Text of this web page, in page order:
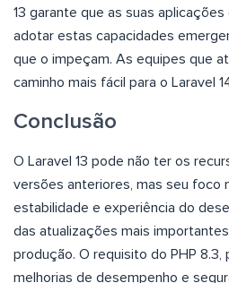
13 garante que as suas
adotar estas capacidades
que o impeçam. As equipes que
caminho mais fácil para o Laravel
Conclusão
O Laravel 13 pode não ter os
versões anteriores, mas seu foco
estabilidade e experiência do
das atualizações mais
produção. O requisito do PHP 8.3,
melhorias de desempenho e